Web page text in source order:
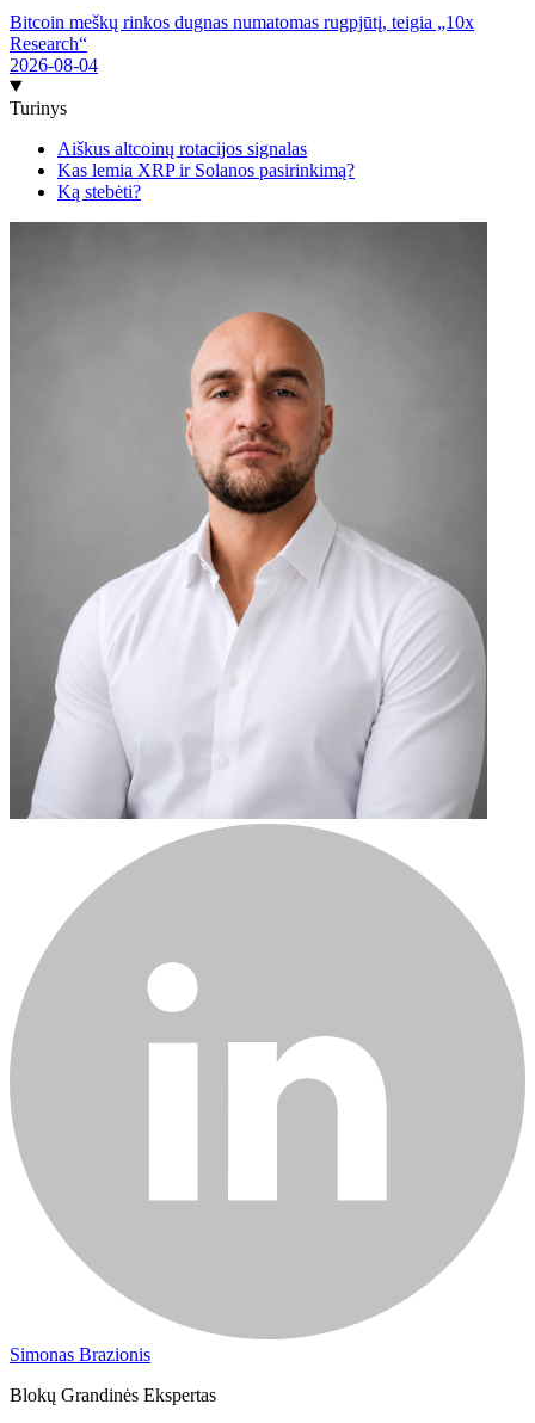
Bitcoin meškų rinkos dugnas numatomas rugpjūtį, teigia „10x
Research“
2026-08-04
Turinys
Aiškus altcoinų rotacijos signalas
Kas lemia XRP ir Solanos pasirinkimą?
Ką stebėti?
Simonas Brazionis
Blokų Grandinės Ekspertas